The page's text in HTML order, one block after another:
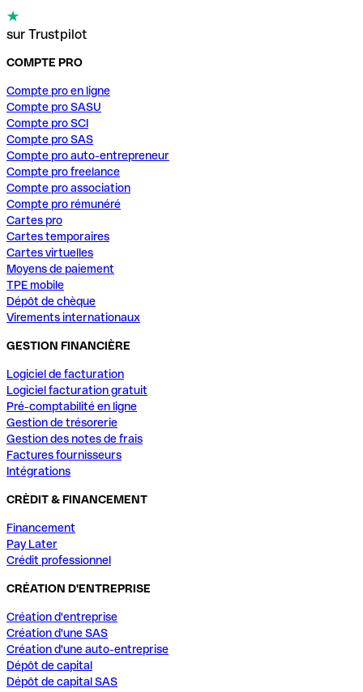
sur Trustpilot
COMPTE PRO
Compte pro en ligne
Compte pro SASU
Compte pro SCI
Compte pro SAS
Compte pro auto-entrepreneur
Compte pro freelance
Compte pro association
Compte pro rémunéré
Cartes pro
Cartes temporaires
Cartes virtuelles
Moyens de paiement
TPE mobile
Dépôt de chèque
Virements internationaux
GESTION FINANCIÈRE
Logiciel de facturation
Logiciel facturation gratuit
Pré-comptabilité en ligne
Gestion de trésorerie
Gestion des notes de frais
Factures fournisseurs
Intégrations
CRÈDIT & FINANCEMENT
Financement
Pay Later
Crédit professionnel
CRÉATION D'ENTREPRISE
Création d'entreprise
Création d'une SAS
Création d'une auto-entreprise
Dépôt de capital
Dépôt de capital SAS